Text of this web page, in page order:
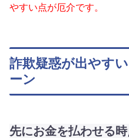
やすい点が厄介です。
詐欺疑惑が出やす
ーン
先にお金を払わせる